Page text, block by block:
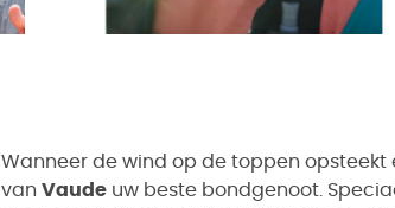
Wanneer de wind op de toppen
van Vaude uw beste bondgenoot.